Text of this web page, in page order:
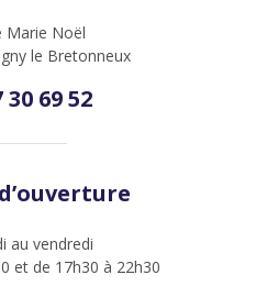
Marie Noël
le Bretonneux
30 69 52
au vendredi
et de 17h30 à 22h30